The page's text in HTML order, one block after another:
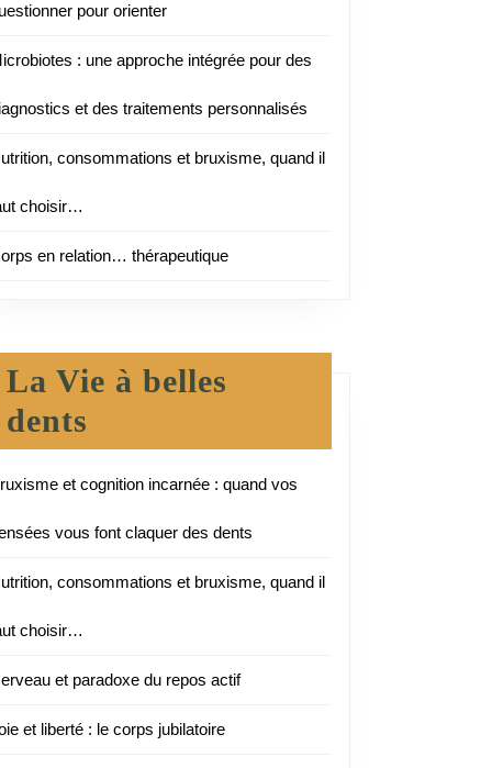
pour orienter
: une approche intégrée pour des
et des traitements personnalisés
consommations et bruxisme, quand il
choisir…
en relation… thérapeutique
La Vie à belles
dents
et cognition incarnée : quand vos
vous font claquer des dents
consommations et bruxisme, quand il
choisir…
et paradoxe du repos actif
et liberté : le corps jubilatoire